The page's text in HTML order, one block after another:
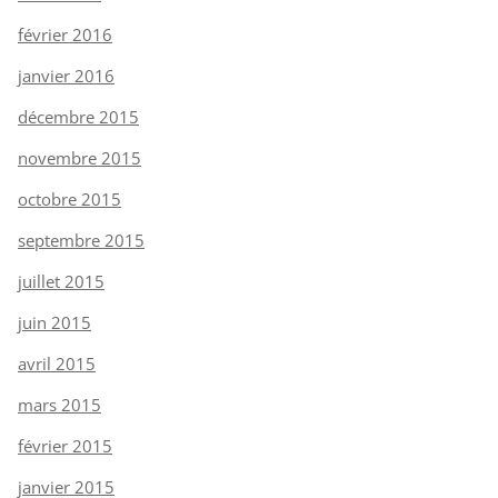
février 2016
janvier 2016
décembre 2015
novembre 2015
octobre 2015
septembre 2015
juillet 2015
juin 2015
avril 2015
mars 2015
février 2015
janvier 2015